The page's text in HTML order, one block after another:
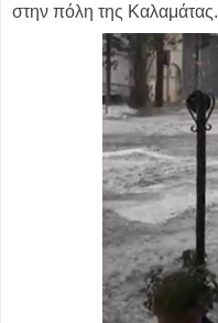
στην πόλη της Καλαμάτας.